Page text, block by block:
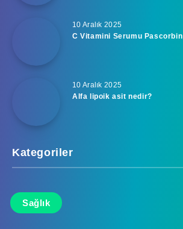
10 Aralık 2025
C Vitamini Serumu Pascorbin
10 Aralık 2025
Alfa lipoik asit nedir?
Kategoriler
Sağlık